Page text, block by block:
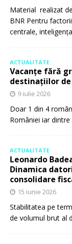
Material realizat
BNR Pentru
centrale,
ACTUALITATE
Vacanțe fără
destinațiilor
9 iulie 2026
Doar 1 din 4
României iar
ACTUALITATE
Leonardo
Dinamica
consolidare
15 iunie 2026
Stabilitatea pe
de volumul brut al